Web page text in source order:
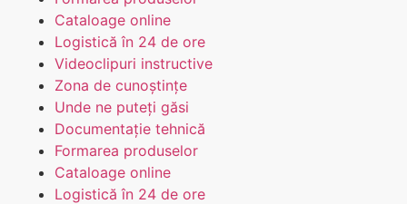
Cataloage online
Logistică în 24 de ore
Videoclipuri instructive
Zona de cunoștințe
Unde ne puteți găsi
Documentație tehnică
Formarea produselor
Cataloage online
Logistică în 24 de ore